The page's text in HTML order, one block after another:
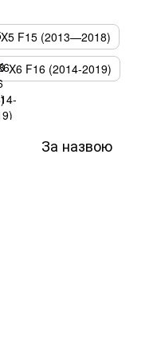
X5 F15 (2013—2018)
X6 F16 (2014-2019)
За назвою